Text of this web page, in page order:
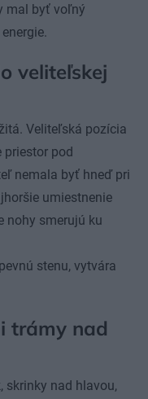
mal byť voľný
veliteľskej
Veliteľská pozícia
priestor pod
nemala byť hneď pri
umiestnenie
nohy smerujú ku
stenu, vytvára
trámy nad
skrinky nad hlavou,